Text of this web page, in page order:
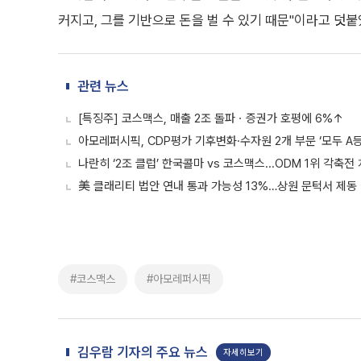
커지고, 그를 기반으로 돈을 벌 수 있기 때문"이라고 덧붙
관련 뉴스
[특징주] 코스맥스, 매출 2조 돌파ㆍ증권가 호평에 6%↑
아모레퍼시픽, CDP평가 기후변화·수자원 2개 부문 ‘모두 A
나란히 ‘2조 클럽’ 한국콜마 vs 코스맥스...ODM 1위 각축전
美 클래리티 법안 연내 통과 가능성 13%…상원 문턱서 제동
#코스맥스 #아모레퍼시픽
김우람 기자의 주요 뉴스 자세히보기